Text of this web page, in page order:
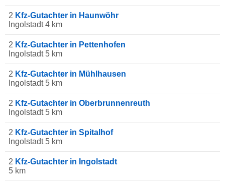
2 Kfz-Gutachter in Haunwöhr
Ingolstadt 4 km
2 Kfz-Gutachter in Pettenhofen
Ingolstadt 5 km
2 Kfz-Gutachter in Mühlhausen
Ingolstadt 5 km
2 Kfz-Gutachter in Oberbrunnenreuth
Ingolstadt 5 km
2 Kfz-Gutachter in Spitalhof
Ingolstadt 5 km
2 Kfz-Gutachter in Ingolstadt
5 km